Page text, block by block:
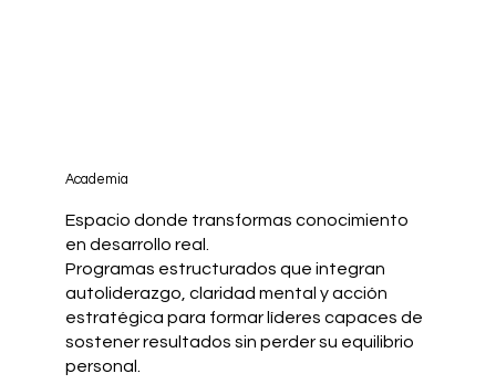
Academia
Espacio donde transformas conocimiento
en desarrollo real.
Programas estructurados que integran
autoliderazgo, claridad mental y acción
estratégica para formar líderes capaces de
sostener resultados sin perder su equilibrio
personal.